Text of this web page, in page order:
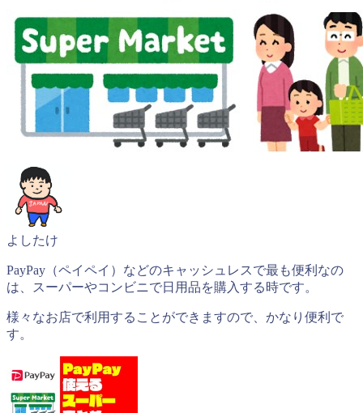
よしたけ
PayPay（ペイペイ）などのキャッシュレスで最も便利なの
は、スーパーやコンビニで日用品を購入する時です。
様々なお店で利用することができますので、かなり便利で
す。